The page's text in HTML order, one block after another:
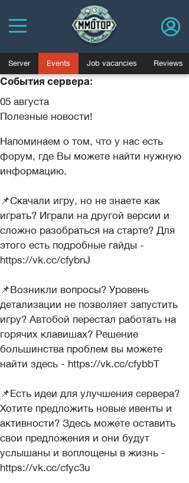
Server Events Job vacancies Reviews
События сервера:
05 августа
Полезные новости!
Напоминаем о том, что у нас есть
форум, где Вы можете найти нужную
информацию.
📌Скачали игру, но не знаете как
играть? Играли на другой версии и
сложно разобраться на старте? Для
этого есть подробные гайды -
https://vk.cc/cfybnJ
📌Возникли вопросы? Уровень
детализации не позволяет запустить
игру? Автобой перестал работать на
горячих клавишах? Решение
большинства проблем вы можете
найти здесь - https://vk.cc/cfybbT
📌Есть идеи для улучшения сервера?
Хотите предложить новые ивенты и
активности? Здесь можете оставить
свои предложения и они будут
услышаны и воплощены в жизнь -
https://vk.cc/cfyc3u